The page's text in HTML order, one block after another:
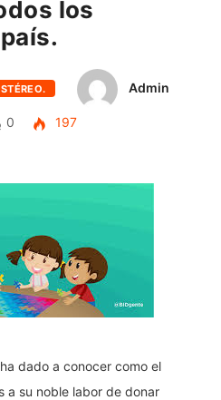
los
Admin
0
197
dado a conocer como el
a su noble labor de donar